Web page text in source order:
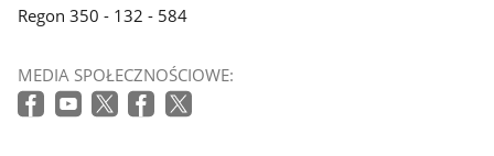
Regon 350 - 132 - 584
MEDIA SPOŁECZNOŚCIOWE: